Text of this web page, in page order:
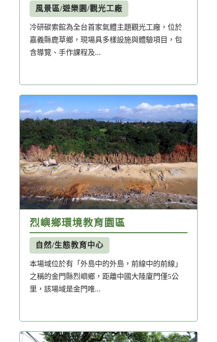
風景區/遊樂園/觀光工廠
冷研碳索館為全台首家氣體主題觀光工廠，位於
嘉義縣鹿草鄉，現場具多樣設施與體驗項目，包
含導覽、手作課程及...
烈嶼鄉環境教育園區
自然/生態教育中心
本場域位於有「外島中的外島，前線中的前線」
之稱的金門縣烈嶼鄉，距離中國大陸廈門僅5公
里，該場域是金門唯...